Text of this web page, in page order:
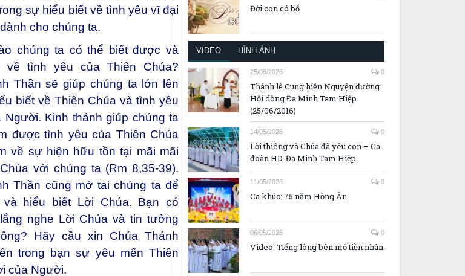
sự hiểu biết về tình yêu vĩ đại
cho chúng ta.
chúng ta có thể biết được và
về tình yêu của Thiên Chúa?
Thần sẽ giúp chúng ta lớn lên
biết về Thiên Chúa và tình yêu
Người. Kinh thánh giúp chúng ta
được tình yêu của Thiên Chúa
về sự hiện hữu tồn tại mãi mãi
với chúng ta (Rm 8,35-39).
Thần cũng mở tai chúng ta để
và hiểu biết Lời Chúa. Bạn có
nghe Lời Chúa và tin tưởng
Hãy cầu xin Chúa Thánh
trong bạn sự yêu mến Thiên
của Người.
Đời con có bố
VIDEO HÌNH ẢNH
25/06/2026 0
Thánh lễ Cung hiến Nguyện đường
Hội dòng Đa Minh Tam Hiệp
(25/06/2016)
14/05/2026 0
Lời thiêng và Chúa đã yêu con – Ca
đoàn HD. Đa Minh Tam Hiệp
11/05/2026 0
Ca khúc: 75 năm Hồng Ân
06/05/2026 0
Video: Tiếng lòng bên mộ tiền nhân